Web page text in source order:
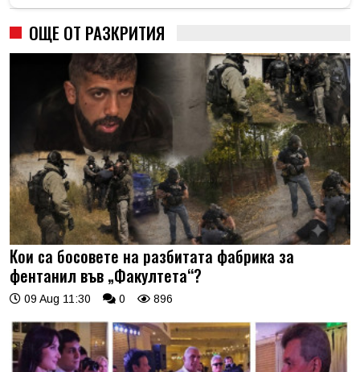
ОЩЕ ОТ РАЗКРИТИЯ
Кои са босовете на разбитата фабрика за
фентанил във „Факултета“?
09 Aug 11:30 0 896